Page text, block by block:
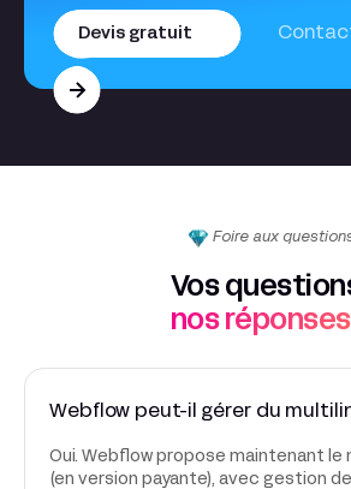
Devis gratuit
Foire aux
Vos
nos réponses
Webflow peut-il gérer du
Oui. Webflow propose maintenant le
(en version payante), avec gestion